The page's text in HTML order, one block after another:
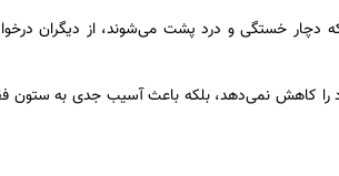
دچار خستگی و درد پشت می‌شوند، از دیگران
را کاهش نمی‌دهد، بلکه باعث آسیب جدی به